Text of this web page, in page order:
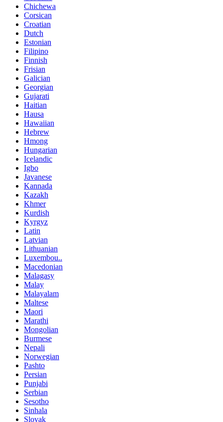
Chichewa
Corsican
Croatian
Dutch
Estonian
Filipino
Finnish
Frisian
Galician
Georgian
Gujarati
Haitian
Hausa
Hawaiian
Hebrew
Hmong
Hungarian
Icelandic
Igbo
Javanese
Kannada
Kazakh
Khmer
Kurdish
Kyrgyz
Latin
Latvian
Lithuanian
Luxembou..
Macedonian
Malagasy
Malay
Malayalam
Maltese
Maori
Marathi
Mongolian
Burmese
Nepali
Norwegian
Pashto
Persian
Punjabi
Serbian
Sesotho
Sinhala
Slovak